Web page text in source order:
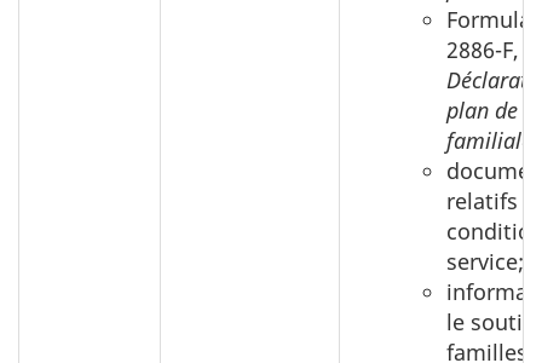
2886-F,
plan de
familiale
relatifs
service;
le
familles